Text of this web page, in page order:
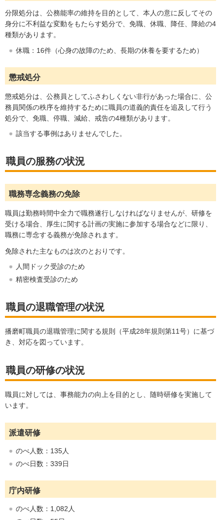
分限処分は、公務能率の維持を目的として、本人の意に反してその
身分に不利益な変動をもたらす処分で、免職、休職、降任、降給の4
種類があります。
休職：16件（心身の故障のため、長期の休養を要するため）
懲戒処分
懲戒処分は、公務員としてふさわしくない非行があった場合に、公
務員関係の秩序を維持するために職員の道義的責任を追及して行う
処分で、免職、停職、減給、戒告の4種類があります。
該当する事例はありませんでした。
職員の服務の状況
職務専念義務の免除
職員は勤務時間中全力で職務遂行しなければなりませんが、研修を
受ける場合、厚生に関する計画の実施に参加する場合などに限り、
職務に専念する義務が免除されます。
免除された主なものは次のとおりです。
人間ドック受診のため
精密検査受診のため
職員の退職管理の状況
播磨町職員の退職管理に関する規則（平成28年規則第11号）に基づ
き、対応を図っています。
職員の研修の状況
職員に対しては、事務能力の向上を目的とし、随時研修を実施して
います。
派遣研修
のべ人数：135人
のべ日数：339日
庁内研修
のべ人数：1,082人